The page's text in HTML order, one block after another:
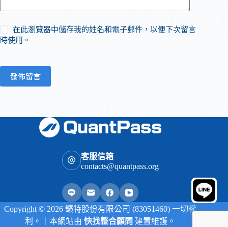
在此瀏覽器中儲存我的姓名和電子郵件，以便下次留言
時使用。
發佈留言
客服信箱
contacts@quantpass.org
Copyright © 2026 鑛特股份有限公司 (83051460) 一切權
利。｜本網站由快找整合顧問 建置維護。